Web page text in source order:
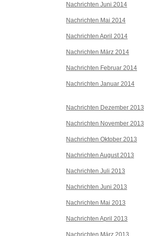
Nachrichten Juni 2014
Nachrichten Mai 2014
Nachrichten April 2014
Nachrichten März 2014
Nachrichten Februar 2014
Nachrichten Januar 2014
Nachrichten Dezember 2013
Nachrichten November 2013
Nachrichten Oktober 2013
Nachrichten August 2013
Nachrichten Juli 2013
Nachrichten Juni 2013
Nachrichten Mai 2013
Nachrichten April 2013
Nachrichten März 2013